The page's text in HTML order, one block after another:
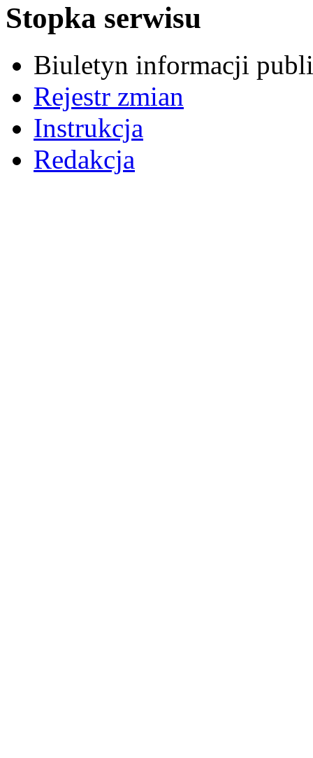
Stopka serwisu
Biuletyn informacji
Rejestr zmian
Instrukcja
Redakcja